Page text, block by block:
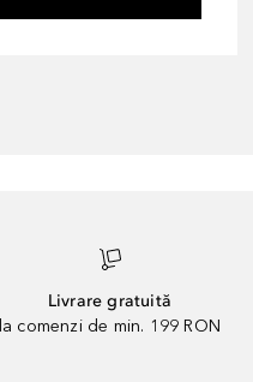
Livrare gratuită
la comenzi de min. 199 RON